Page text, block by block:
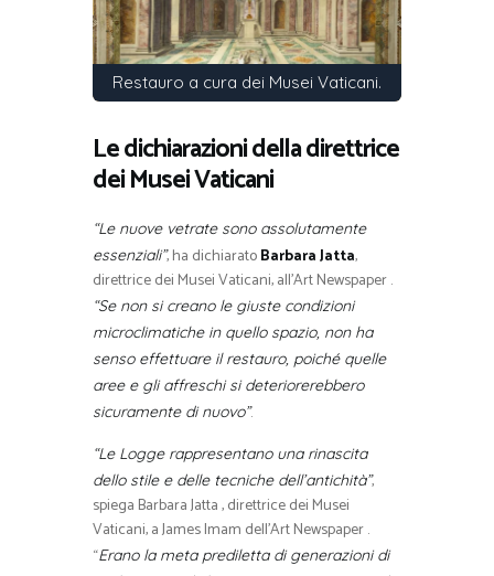
Restauro a cura dei Musei Vaticani.
Le dichiarazioni della direttrice
dei Musei Vaticani
“Le nuove vetrate sono assolutamente
essenziali”, ha dichiaratoBarbara Jatta,
direttrice dei Musei Vaticani, all’Art Newspaper .
“Se non si creano le giuste condizioni
microclimatiche in quello spazio, non ha
senso effettuare il restauro, poiché quelle
aree e gli affreschi si deteriorerebbero
sicuramente di nuovo”.
“Le Logge rappresentano una rinascita
dello stile e delle tecniche dell’antichità”,
spiega Barbara Jatta , direttrice dei Musei
Vaticani, a James Imam dell’Art Newspaper .
“Erano la meta prediletta di generazioni di